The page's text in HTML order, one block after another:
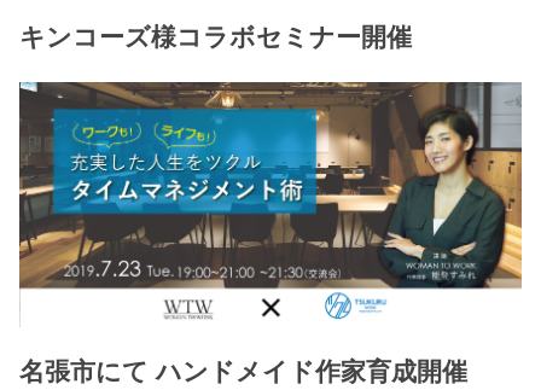
キンコーズ様コラボセミナー開催
名張市にて ハンドメイド作家育成開催